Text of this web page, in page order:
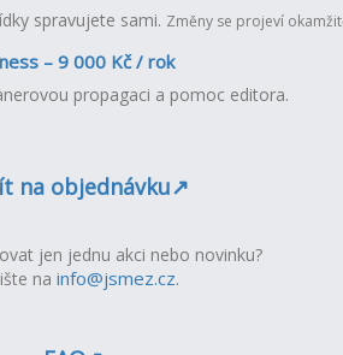
spravujete sami. Změny se projeví
– 9 000 Kč / rok
propagaci a pomoc editora.
na objednávku↗︎
jen jednu akci nebo novinku?
na info@jsmez.cz.